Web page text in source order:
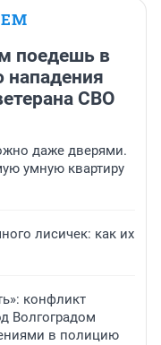
поедешь в
нападения
СВО
даже дверями.
умную квартиру
лисичек: как их
конфликт
Волгоградом
в полицию